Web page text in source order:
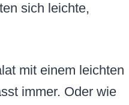
sich leichte,
mit einem leichten
immer. Oder wie